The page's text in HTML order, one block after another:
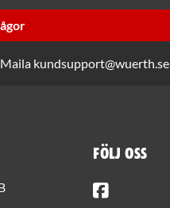
Maila kundsupport@wuerth.se
Följ oss